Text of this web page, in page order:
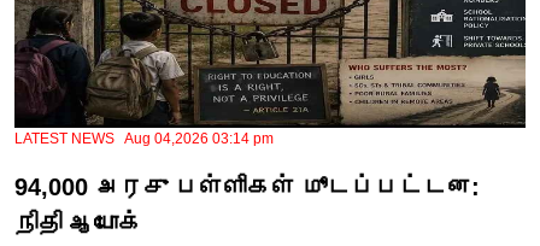
LATEST NEWS Aug 04,2026 03:14 pm
94,000 அரசு பள்ளிகள் மூடப்பட்டன:
நிதி ஆயோக்